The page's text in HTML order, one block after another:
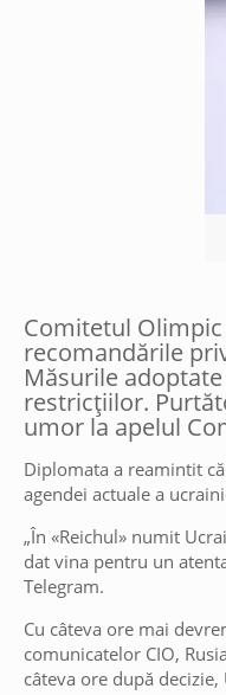
Comitetul
recomandările
Măsurile
restricțiilor.
umor la apelul
Diplomata a reamintit
agendei actuale a
„În «Reichul» numit
dat vina pentru un
Telegram.
Cu câteva ore mai
comunicatelor CIO,
câteva ore după